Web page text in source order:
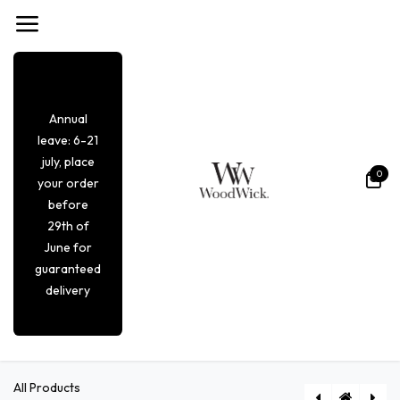
Annual
leave: 6-21
july, place
your order
before
29th of
June for
guaranteed
delivery
0
All Products